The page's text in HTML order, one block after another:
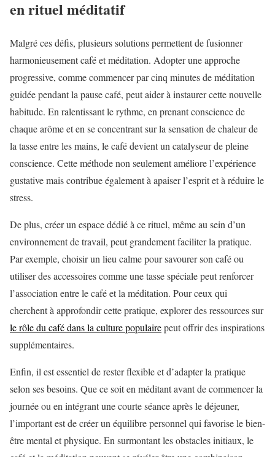
en rituel méditatif
Malgré ces défis, plusieurs solutions permettent de fusionner
harmonieusement café et méditation. Adopter une approche
progressive, comme commencer par cinq minutes de méditation
guidée pendant la pause café, peut aider à instaurer cette nouvelle
habitude. En ralentissant le rythme, en prenant conscience de
chaque arôme et en se concentrant sur la sensation de chaleur de
la tasse entre les mains, le café devient un catalyseur de pleine
conscience. Cette méthode non seulement améliore l’expérience
gustative mais contribue également à apaiser l’esprit et à réduire le
stress.
De plus, créer un espace dédié à ce rituel, même au sein d’un
environnement de travail, peut grandement faciliter la pratique.
Par exemple, choisir un lieu calme pour savourer son café ou
utiliser des accessoires comme une tasse spéciale peut renforcer
l’association entre le café et la méditation. Pour ceux qui
cherchent à approfondir cette pratique, explorer des ressources sur
le rôle du café dans la culture populairepeut offrir des inspirations
supplémentaires.
Enfin, il est essentiel de rester flexible et d’adapter la pratique
selon ses besoins. Que ce soit en méditant avant de commencer la
journée ou en intégrant une courte séance après le déjeuner,
l’important est de créer un équilibre personnel qui favorise le bien-
être mental et physique. En surmontant les obstacles initiaux, le